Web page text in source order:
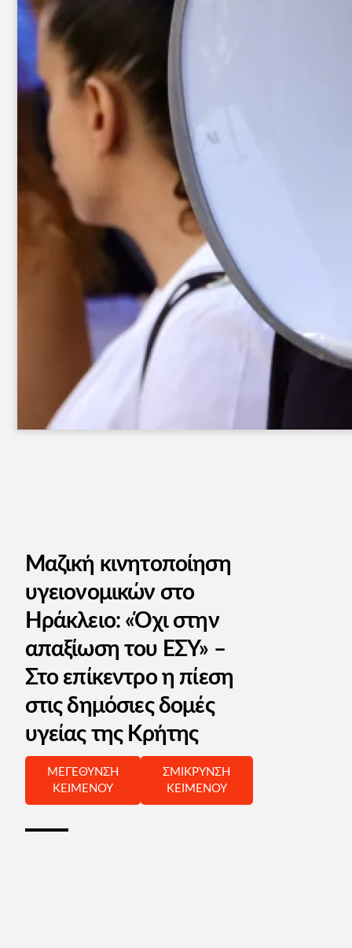
Μαζική κινητοποίηση
υγειονομικών στο
Ηράκλειο: «Όχι στην
απαξίωση του ΕΣΥ» –
Στο επίκεντρο η πίεση
στις δημόσιες δομές
υγείας της Κρήτης
ΜΕΓΕΘΥΝΣΗ
ΚΕΙΜΕΝΟΥ
ΣΜΙΚΡΥΝΣΗ
ΚΕΙΜΕΝΟΥ